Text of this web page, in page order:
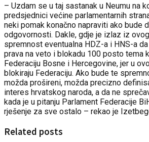
– Uzdam se u taj sastanak u Neumu na
predsjednici većine parlamentarnih
neki pomak konačno napraviti ako bude
odgovornosti. Dakle, gdje je izlaz iz
spremnost eventualna HDZ-a i HNS-a
prava na veto i blokadu 100 posto tema
Federaciju Bosne i Hercegovine, jer u
blokiraju Federaciju. Ako bude te
možda prošireni, možda precizno
interes hrvatskog naroda, a da ne
kada je u pitanju Parlament Federacije
rješenje za sve ostalo – rekao je
Related posts